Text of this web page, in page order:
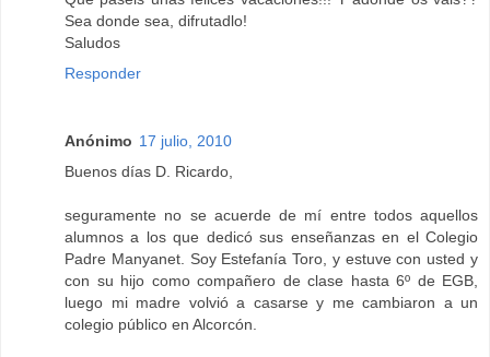
Sea donde sea, difrutadlo!
Saludos
Responder
Anónimo 17 julio, 2010
Buenos días D. Ricardo,
seguramente no se acuerde de mí entre todos aquellos
alumnos a los que dedicó sus enseñanzas en el Colegio
Padre Manyanet. Soy Estefanía Toro, y estuve con usted y
con su hijo como compañero de clase hasta 6º de EGB,
luego mi madre volvió a casarse y me cambiaron a un
colegio público en Alcorcón.